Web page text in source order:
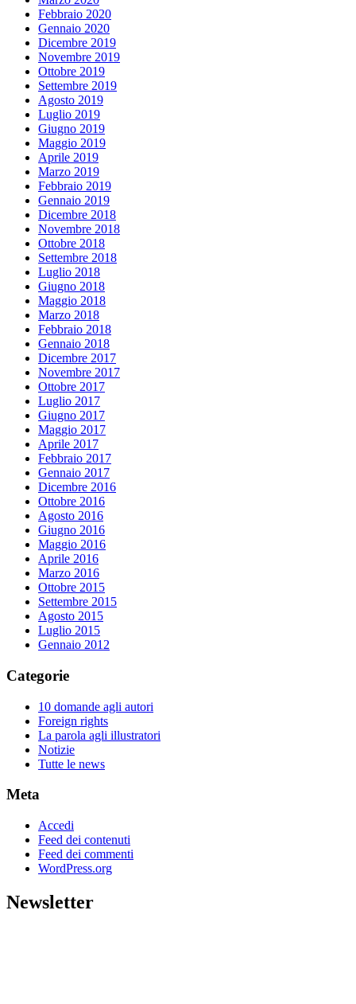
Febbraio 2020
Gennaio 2020
Dicembre 2019
Novembre 2019
Ottobre 2019
Settembre 2019
Agosto 2019
Luglio 2019
Giugno 2019
Maggio 2019
Aprile 2019
Marzo 2019
Febbraio 2019
Gennaio 2019
Dicembre 2018
Novembre 2018
Ottobre 2018
Settembre 2018
Luglio 2018
Giugno 2018
Maggio 2018
Marzo 2018
Febbraio 2018
Gennaio 2018
Dicembre 2017
Novembre 2017
Ottobre 2017
Luglio 2017
Giugno 2017
Maggio 2017
Aprile 2017
Febbraio 2017
Gennaio 2017
Dicembre 2016
Ottobre 2016
Agosto 2016
Giugno 2016
Maggio 2016
Aprile 2016
Marzo 2016
Ottobre 2015
Settembre 2015
Agosto 2015
Luglio 2015
Gennaio 2012
Categorie
10 domande agli autori
Foreign rights
La parola agli illustratori
Notizie
Tutte le news
Meta
Accedi
Feed dei contenuti
Feed dei commenti
WordPress.org
Newsletter